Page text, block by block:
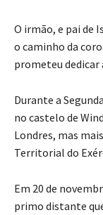
O irmão, e pai de
o caminho da
prometeu dedicar
Durante a
no castelo de
Londres, mas
Territorial do
Em 20 de
primo distante